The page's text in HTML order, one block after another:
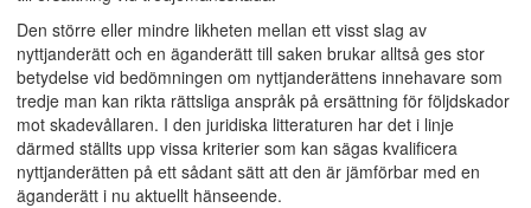
Den större eller mindre likheten mellan ett visst slag av
nyttjanderätt och en äganderätt till saken brukar alltså ges stor
betydelse vid bedömningen om nyttjanderättens innehavare som
tredje man kan rikta rättsliga anspråk på ersättning för följdskador
mot skadevållaren. I den juridiska litteraturen har det i linje
därmed ställts upp vissa kriterier som kan sägas kvalificera
nyttjanderätten på ett sådant sätt att den är jämförbar med en
äganderätt i nu aktuellt hänseende.